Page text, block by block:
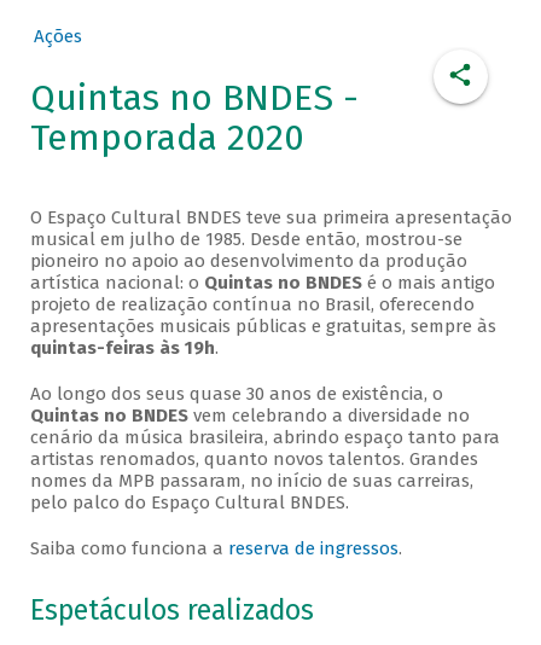
Ações
Quintas no BNDES -
Temporada 2020
O Espaço Cultural BNDES teve sua primeira apresentação
musical em julho de 1985. Desde então, mostrou-se
pioneiro no apoio ao desenvolvimento da produção
artística nacional: o Quintas no BNDESé o mais antigo
projeto de realização contínua no Brasil, oferecendo
apresentações musicais públicas e gratuitas, sempre às
quintas-feiras às 19h.
Ao longo dos seus quase 30 anos de existência, o
Quintas no BNDESvem celebrando a diversidade no
cenário da música brasileira, abrindo espaço tanto para
artistas renomados, quanto novos talentos. Grandes
nomes da MPB passaram, no início de suas carreiras,
pelo palco do Espaço Cultural BNDES.
Saiba como funciona a reserva de ingressos.
Espetáculos realizados